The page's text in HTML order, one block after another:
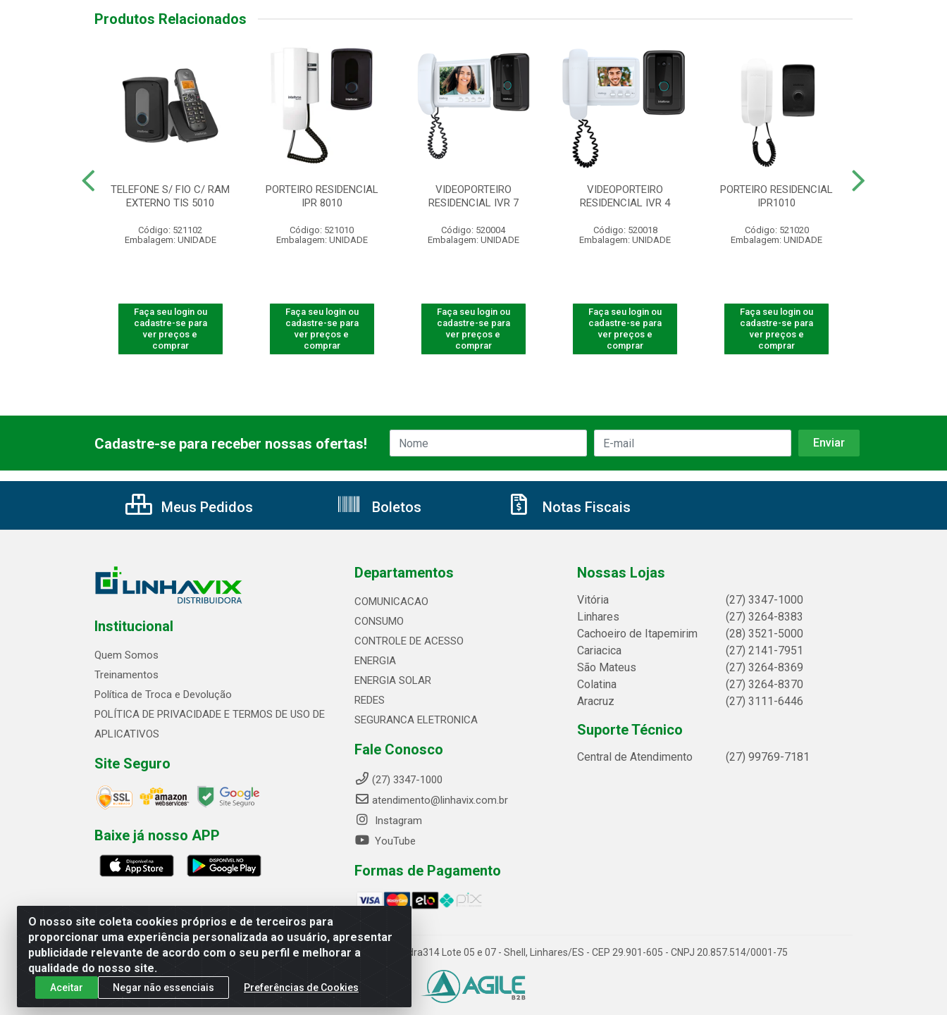
Produtos Relacionados
TELEFONE S/ FIO C/ RAM
EXTERNO TIS 5010
Código: 521102
Embalagem: UNIDADE
Faça seu login ou
cadastre-se para
ver preços e
comprar
PORTEIRO RESIDENCIAL
IPR 8010
Código: 521010
Embalagem: UNIDADE
Faça seu login ou
cadastre-se para
ver preços e
comprar
VIDEOPORTEIRO
RESIDENCIAL IVR 7
Código: 520004
Embalagem: UNIDADE
Faça seu login ou
cadastre-se para
ver preços e
comprar
VIDEOPORTEIRO
RESIDENCIAL IVR 4
Código: 520018
Embalagem: UNIDADE
Faça seu login ou
cadastre-se para
ver preços e
comprar
PORTEIRO RESIDENCIAL
IPR1010
Código: 521020
Embalagem: UNIDADE
Faça seu login ou
cadastre-se para
ver preços e
comprar
O nosso site coleta cookies próprios e de terceiros para
proporcionar uma experiência personalizada ao usuário, apresentar
publicidade relevante de acordo com o seu perfil e melhorar a
qualidade do nosso site.
Aceitar Negar não essenciais Preferências de Cookies
Cadastre-se para receber nossas ofertas!
Meus Pedidos Boletos Notas Fiscais
Institucional
Quem Somos
Treinamentos
Política de Troca e Devolução
POLÍTICA DE PRIVACIDADE E TERMOS DE USO DE
APLICATIVOS
Site Seguro
Baixe já nosso APP
Departamentos
COMUNICACAO
CONSUMO
CONTROLE DE ACESSO
ENERGIA
ENERGIA SOLAR
REDES
SEGURANCA ELETRONICA
Fale Conosco
(27) 3347-1000
atendimento@linhavix.com.br
Instagram
YouTube
Formas de Pagamento
Nossas Lojas
Vitória
(27) 3347-1000
Linhares
(27) 3264-8383
Cachoeiro de Itapemirim
(28) 3521-5000
Cariacica
(27) 2141-7951
São Mateus
(27) 3264-8369
Colatina
(27) 3264-8370
Aracruz
(27) 3111-6446
Suporte Técnico
Central de Atendimento (27) 99769-7181
Linhavix Distribuidora LTDA - Avenida Alegre, 2521 - Quadra314 Lote 05 e 07 - Shell, Linhares/ES - CEP 29.901-605 - CNPJ 20.857.514/0001-75